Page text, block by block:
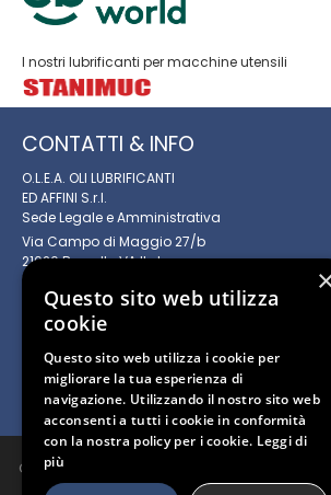
I nostri lubrificanti per macchine utensili
CONTATTI & INFO
O.L.E.A. OLI LUBRIFICANTI
ED AFFINI S.r.l.
Sede Legale e Amministrativa
Via Campo di Maggio 27/b
21020 Brunello VA Italy
P.I. 00744480153
REA. VA - 360424
Capitale soc. i.v. € 14.670,00
+39 0332 1888132
info@olea-lubrificanti.it
Copyright Olea Lubrificanti 2020 © | Privacy
Made byNyx Solutions. All Rights
Questo sito web utilizza
cookie
Questo sito web utilizza i cookie per
migliorare la tua esperienza di
navigazione. Utilizzando il nostro sito web
acconsenti a tutti i cookie in conformità
con la nostra policy per i cookie. Leggi di
più